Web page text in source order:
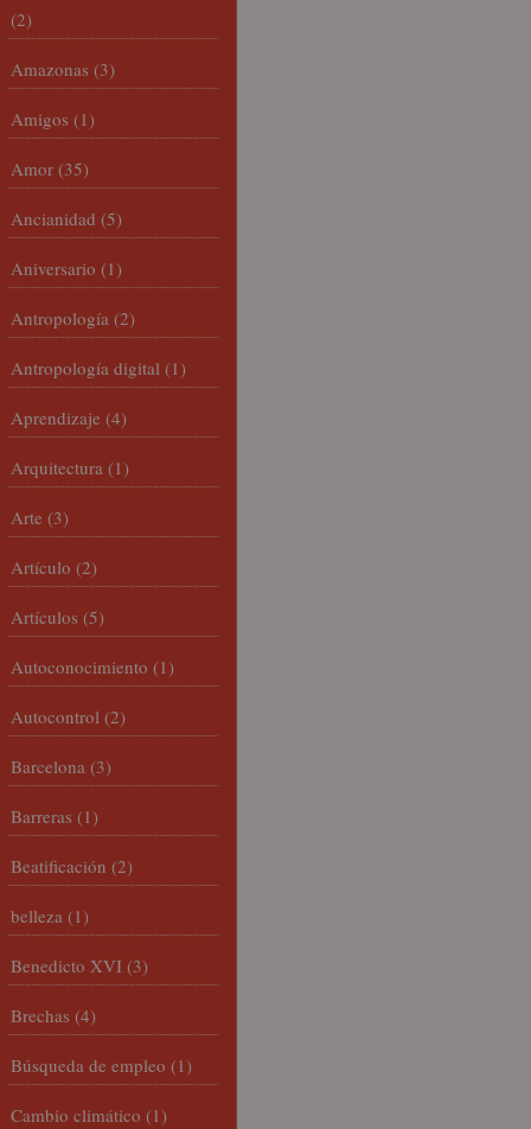
(2)
Amazonas (3)
Amigos (1)
Amor (35)
Ancianidad (5)
Aniversario (1)
Antropología (2)
Antropología digital (1)
Aprendizaje (4)
Arquitectura (1)
Arte (3)
Artículo (2)
Artículos (5)
Autoconocimiento (1)
Autocontrol (2)
Barcelona (3)
Barreras (1)
Beatificación (2)
belleza (1)
Benedicto XVI (3)
Brechas (4)
Búsqueda de empleo (1)
Cambio climático (1)